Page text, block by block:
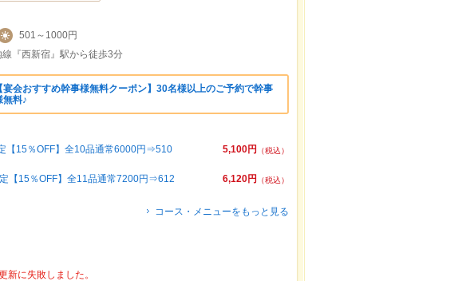
501～1000円
『西新宿』駅から徒歩3分
【宴会おすすめ幹事様無料クーポン】30名様以上のご予約で幹事
無料♪
5,100円
（税込）
【15％OFF】全10品通常6000円⇒510
6,120円
（税込）
【15％OFF】全11品通常7200円⇒612
コース・メニューをもっと見る
新に失敗しました。